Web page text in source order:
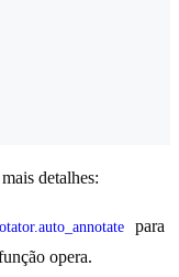
detalhes:
para
opera.